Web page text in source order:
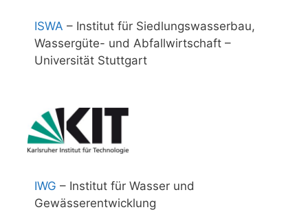
ISWA – Institut für Siedlungswasserbau,
Wassergüte- und Abfallwirtschaft –
Universität Stuttgart
IWG – Institut für Wasser und
Gewässerentwicklung